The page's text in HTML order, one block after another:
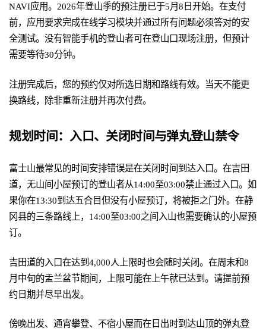
NAVI应用。2026年登山季的预注册已于5月8日开始。在支付
前，应用要求完成在线学习模块并通过所有问题必须答对的安
全测试。没有智能手机的登山者可在登山口现场注册，但预计
需要等待30分钟。
注册完成后，您的预约仅对所选日期和路线有效。当天不能更
换路线，除非重新注册并再次付费。
规划时间：入口、关闭时间与弹丸登山禁令
富士山最常见的时间安排错误是在关闭时间到达入口。在吉田
道，无山间小屋预订的登山者从14:00至03:00禁止通过入口。如
果你在13:30到达五合目但没有小屋预订，将被拒之门外。在静
冈县的三条路线上，14:00至03:00之间入山也需要确认的小屋预
订。
吉田道的入口在达到4,000人上限时也会随时关闭。在周末和8
月中旬的盂兰盆节期间，上限可能在上午就已达到。请提前预
约日期并尽早出发。
傍晚出发、通宵攀登、不宿小屋而在日出时到达山顶的弹丸登